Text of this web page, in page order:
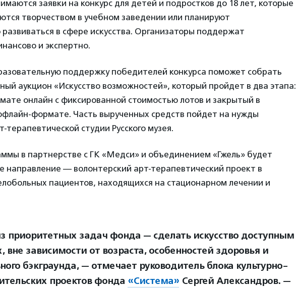
заявки на конкурс для детей и подростков до 18 лет, которые
творчеством в учебном заведении или планируют
развиваться в сфере искусства. Организаторы поддержат
и экспертно.
поддержку победителей конкурса поможет собрать
аукцион «Искусство возможностей», который пройдет в два этапа:
онлайн с фиксированной стоимостью лотов и закрытый в
формате. Часть вырученных средств пойдет на нужды
терапевтической студии Русского музея.
в партнерстве с ГК «Медси» и объединением «Гжель» будет
направление — волонтерский арт-терапевтический проект в
пациентов, находящихся на стационарном лечении и
приоритетных задач фонда — сделать искусство доступным
вне зависимости от возраста, особенностей здоровья и
бэкграунда, — отмечает руководитель блока культурно-
проектов фонда «Система» Сергей Александров. —